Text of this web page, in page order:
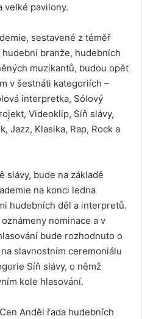
velké pavilony.
sestavené z téměř
branže, hudebních
muzikantů, budou opět
v šestnáti kategoriích –
interpretka, Sólový
Videoklip, Síň slávy,
Jazz, Klasika, Rap, Rock a
slávy, bude na základě
na konci ledna
hudebních děl a interpretů.
nominace a v
bude rozhodnuto o
slavnostním ceremoniálu
Síň slávy, o němž
kole hlasování.
Anděl řada hudebních